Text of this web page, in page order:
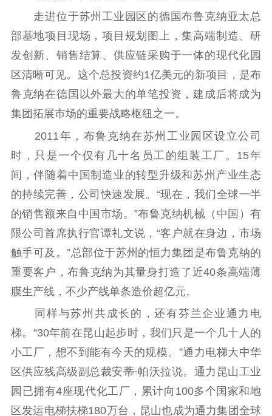
电影工作
电影创作 电影市场
机关党建
党建要闻 学习在线
文化人才
紫金人才 职称评审
数据资源
公共服务
新时代公民素养
提升资源库
新闻出版
政务服务
作品著作权
登记服务
科研创新
智库服务
统计分析
审读服务
案管理系统
电影
服务
理论宣讲
共建共享平台
政工继续教育学
习平台
责任编辑注册
业务申报系统
走进位于苏州工业园区的德国布鲁克纳亚太总
部基地项目现场，项目规划图上，集高端制造、研
发创新、销售结算、供应链采购于一体的现代化园
区清晰可见。这个总投资约1亿美元的新项目，是布
鲁克纳在德国以外最大的单笔投资，建成后将成为
集团拓展市场的重要战略枢纽之一。
2011年，布鲁克纳在苏州工业园区设立公司
时，只是一个仅有几十名员工的组装工厂。15年
间，伴随着中国制造业的转型升级和苏州产业生态
的持续完善，公司快速发展。“现在，我们全球一半
的销售额来自中国市场。”布鲁克纳机械（中国）有
限公司首席执行官谭礼文说，“客户就在身边，市场
触手可及。”总部位于苏州的恒力集团是布鲁克纳的
重要客户，布鲁克纳为其量身打造了近40条高端薄
膜生产线，不少产线单条造价超亿元。
同样与苏州共成长的，还有芬兰企业通力电
梯。“30年前在昆山起步时，我们只是一个几十人的
小工厂，想不到能有今天的规模。”通力电梯大中华
区供应线高级副总裁安蒂·帕沃拉说。通力昆山工业
园已拥有4座现代化工厂，累计向100多个国家和地
区发运电梯扶梯180万台，昆山也成为通力集团全球